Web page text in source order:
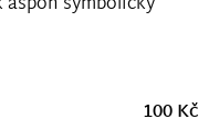
100 Kč